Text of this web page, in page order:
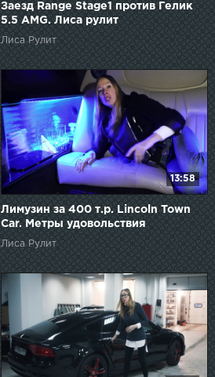
Заезд Range Stage1 против Гелик
5.5 AMG. Лиса рулит
Лиса Рулит
13:58
Лимузин за 400 т.р. Lincoln Town
Car. Метры удовольствия
Лиса Рулит